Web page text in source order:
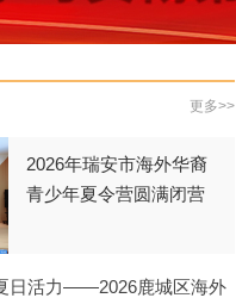
更多>>
2026年瑞安市海外华裔
青少年夏令营圆满闭营
日活力——2026鹿城区海外